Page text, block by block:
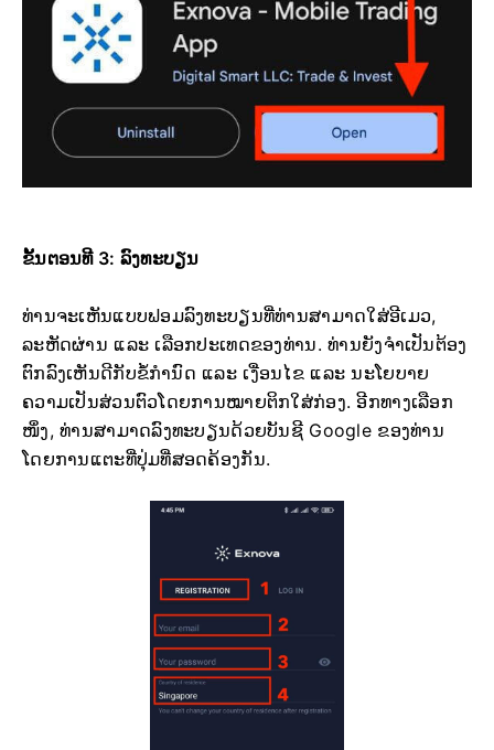
ຂັ້ນຕອນທີ 3: ລົງທະບຽນ
ທ່ານຈະເຫັນແບບຟອມລົງທະບຽນທີ່ທ່ານສາມາດໃສ່ອີເມວ,
ລະຫັດຜ່ານ ແລະ ເລືອກປະເທດຂອງທ່ານ. ທ່ານຍັງຈຳເປັນຕ້ອງ
ຕົກລົງເຫັນດີກັບຂໍ້ກຳນົດ ແລະ ເງື່ອນໄຂ ແລະ ນະໂຍບາຍ
ຄວາມເປັນສ່ວນຕົວໂດຍການໝາຍຕິກໃສ່ກ່ອງ. ອີກທາງເລືອກ
ໜຶ່ງ, ທ່ານສາມາດລົງທະບຽນດ້ວຍບັນຊີ Google ຂອງທ່ານ
ໂດຍການແຕະທີ່ປຸ່ມທີ່ສອດຄ້ອງກັນ.